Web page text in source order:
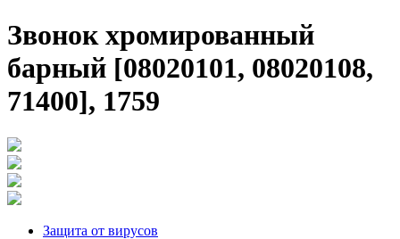
Звонок хромированный
барный [08020101, 08020108,
71400], 1759
Защита от вирусов